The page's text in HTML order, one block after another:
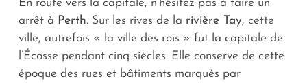
En route vers la capitale, n’hésitez pas à faire un
arrêt à Perth. Sur les rives de la rivière Tay, cette
ville, autrefois « la ville des rois » fut la capitale de
l’Écosse pendant cinq siècles. Elle conserve de cette
époque des rues et bâtiments marqués par